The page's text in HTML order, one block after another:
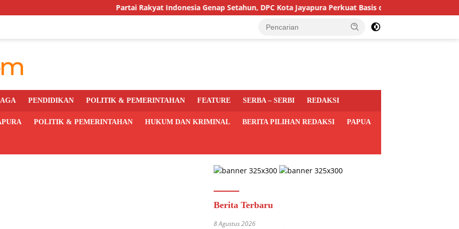
Partai Rakyat Indonesia Genap Setahun, DPC Kota Jayapura Perkuat Basis dan Sasar Pemilu 2029
PENDIDIKAN POLITIK & PEMERINTAHAN FEATURE SERBA – SERBI REDAKSI
POLITIK & PEMERINTAHAN HUKUM DAN KRIMINAL BERITA PILIHAN REDAKSI PAPUA
Berita Terbaru
8 Agustus 2026